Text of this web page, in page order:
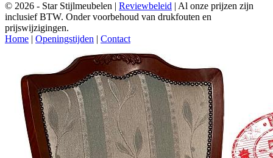
© 2026 - Star Stijlmeubelen | Reviewbeleid | Al onze prijzen zijn
inclusief BTW. Onder voorbehoud van drukfouten en
prijswijzigingen.
Home | Openingstijden | Contact